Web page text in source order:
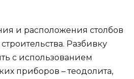
и расположения столбов
Разбивку
с использованием
приборов – теодолита,